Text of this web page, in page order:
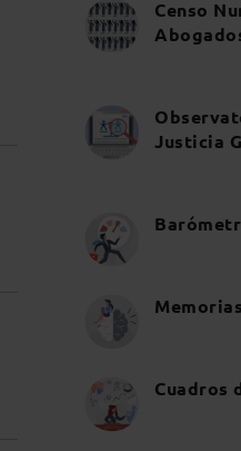
Censo
Justicia
Memorias
Cuadros